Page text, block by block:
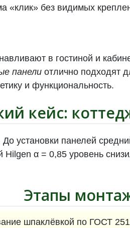
«клик» без видимых
в гостиной и
панели отлично подходят
и функциональность.
кейс:
установки панелей
α = 0,85 уровень
Этапы
шпаклёвкой по ГОСТ